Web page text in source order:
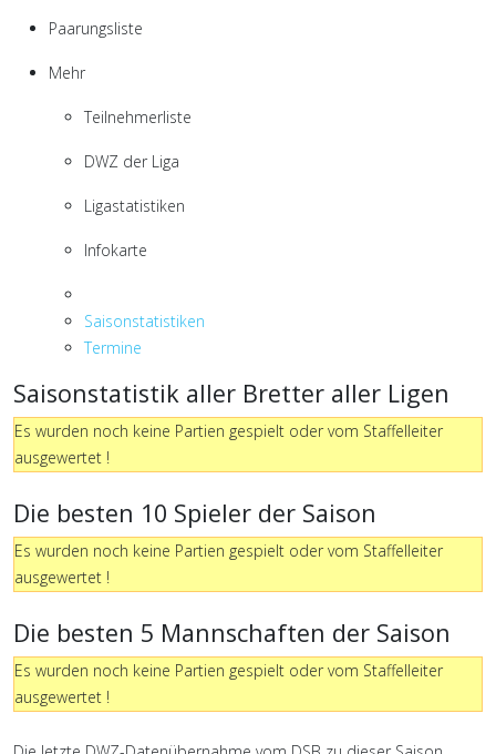
Paarungsliste
Mehr
Teilnehmerliste
DWZ der Liga
Ligastatistiken
Infokarte
Saisonstatistiken
Termine
Saisonstatistik aller Bretter aller Ligen
Es wurden noch keine Partien gespielt oder vom Staffelleiter
ausgewertet !
Die besten 10 Spieler der Saison
Es wurden noch keine Partien gespielt oder vom Staffelleiter
ausgewertet !
Die besten 5 Mannschaften der Saison
Es wurden noch keine Partien gespielt oder vom Staffelleiter
ausgewertet !